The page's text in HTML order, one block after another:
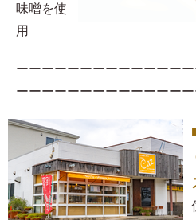
味噌を使
用​
ーーーーーーーーーーーーー
ーーーーーーーーーーーーー